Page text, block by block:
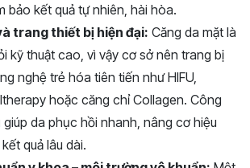
bảo kết quả tự nhiên, hài hòa.
trang thiết bị hiện đại: Căng da mặt là
kỹ thuật cao, vì vậy cơ sở nên trang bị
nghệ trẻ hóa tiên tiến như HIFU,
hoặc căng chỉ Collagen. Công
giúp da phục hồi nhanh, nâng cơ hiệu
quả lâu dài.